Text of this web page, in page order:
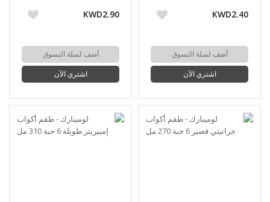
KWD2.40
أضف لسلة التسوق
اشتري الآن
KWD2.90
أضف لسلة التسوق
اشتري الآن